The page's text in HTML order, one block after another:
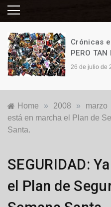
Crónicas
PERO TAN
26 de julio de
Home » 2008 » marzo
está en marcha el Plan de
Santa.
Nacionales
SEGURIDAD:
el Plan de